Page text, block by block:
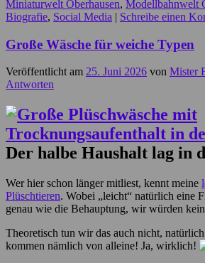
Miniaturwelt Oberhausen, Modellbahnwelt
Biografie, Social Media | Schreibe einen
Große Wäsche für weiche Typen
Veröffentlicht am 25. Juni 2026 von Mister
Antworten
Der halbe Haushalt lag in
Wer hier schon länger mitliest, kennt meine
Plüschtieren. Wobei „leicht“ natürlich eine
genau wie die Behauptung, wir würden
Theoretisch tun wir das auch nicht,
kommen nämlich von alleine! Ja, wirklich!